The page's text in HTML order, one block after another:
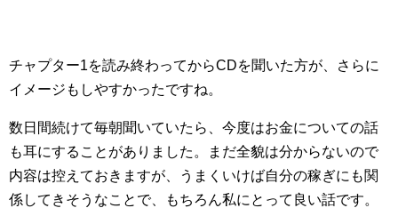
チャプター1を読み終わってからCDを聞いた方が、さらに
イメージもしやすかったですね。
数日間続けて毎朝聞いていたら、今度はお金についての話
も耳にすることがありました。まだ全貌は分からないので
内容は控えておきますが、うまくいけば自分の稼ぎにも関
係してきそうなことで、もちろん私にとって良い話です。